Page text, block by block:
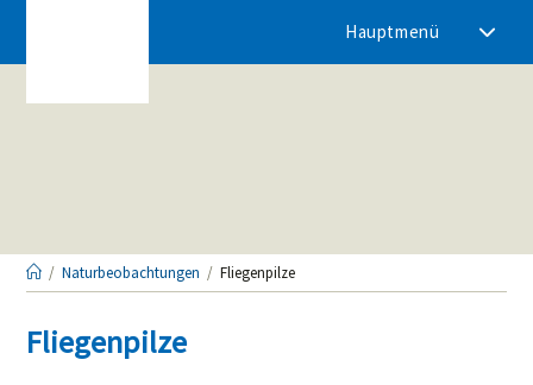
springen
Hauptmenü
/ Naturbeobachtungen / Fliegenpilze
Fliegenpilze